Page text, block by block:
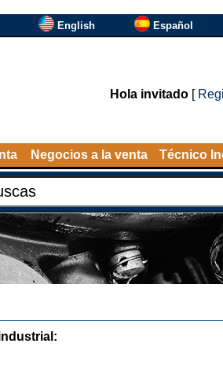
English Español
Hola invitado[
Negocios a la venta Técnico